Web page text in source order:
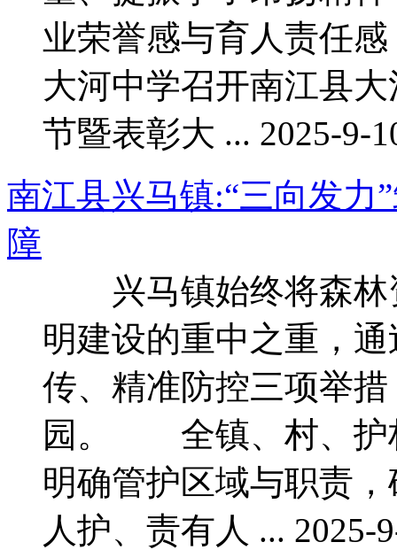
业荣誉感与育人责任
大河中学召开南江县
节暨表彰大 ... 2025-9-
南江县兴马镇:“三向发力
障
兴马镇始终将森林
明建设的重中之重，
传、精准防控三项举
园。 全镇、村、护
明确管护区域与职责
人护、责有人 ... 2025-